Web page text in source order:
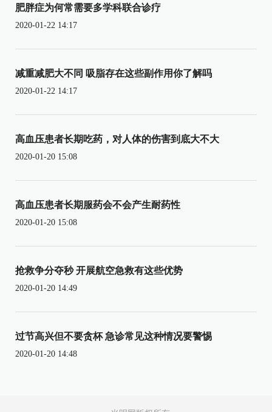
肥胖症为何常需要多学科联合诊疗
2020-01-22 14:17
减重减肥大不同 吸脂存在这些副作用你了解吗
2020-01-22 14:17
高血压患者长期吃药，对人体的伤害到底大不大
2020-01-20 15:08
高血压患者长期服药会不会产生耐药性
2020-01-20 15:08
抢救争分夺秒 开展航空急救有这些优势
2020-01-20 14:49
过节高兴但不要贪杯 急诊常见这种情况要警惕
2020-01-20 14:48